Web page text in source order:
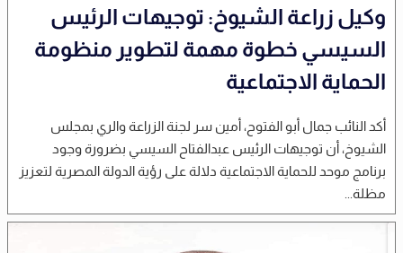
وكيل زراعة الشيوخ: توجيهات الرئيس
السيسي خطوة مهمة لتطوير منظومة
الحماية الاجتماعية
أكد النائب جمال أبو الفتوح، أمين سر لجنة الزراعة والري بمجلس
الشيوخ، أن توجيهات الرئيس عبدالفتاح السيسي بضرورة وجود
برنامج موحد للحماية الاجتماعية دلالة على رؤية الدولة المصرية لتعزيز
مظلة...